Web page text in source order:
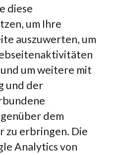
diese
um Ihre
auszuwerten, um
um weitere mit
und der
dem
erbringen. Die
Analytics von